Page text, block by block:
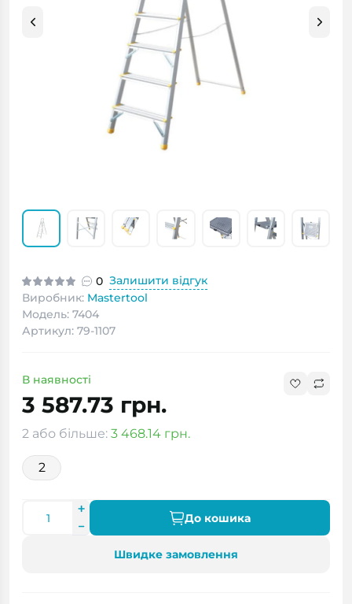
0 Залишити відгук
Виробник: Mastertool
Модель: 7404
Артикул: 79-1107
В наявності
3 587.73 грн.
2 або більше: 3 468.14 грн.
2
До кошика
Швидке замовлення